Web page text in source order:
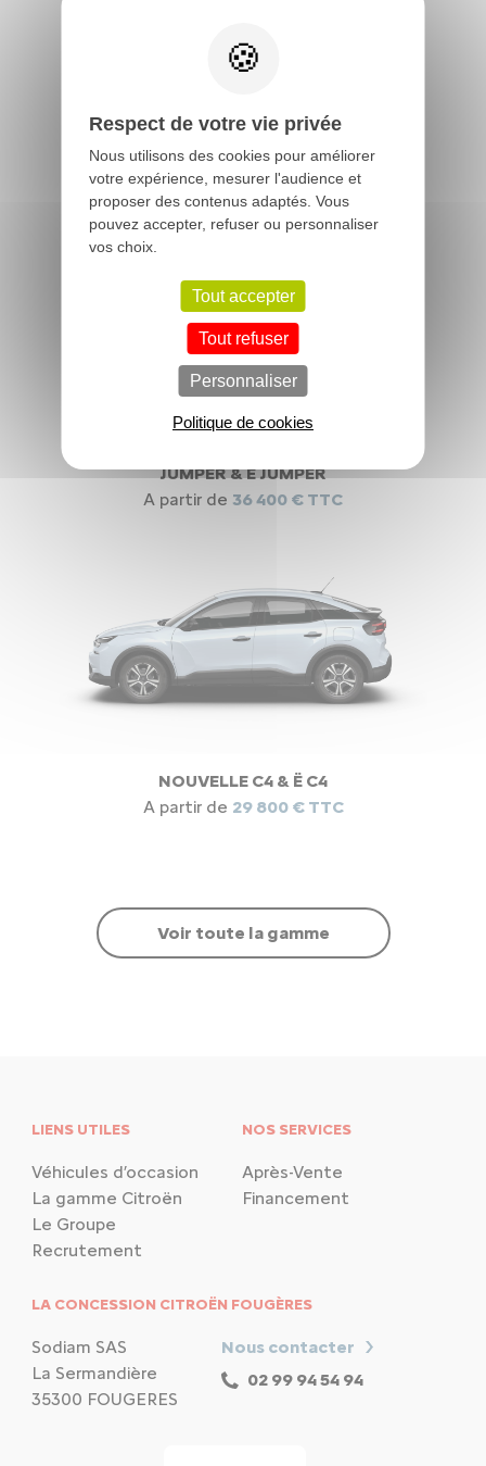
JUMPY & Ë JUMPY
A partir de
31 700 € TTC
JUMPER & Ë JUMPER
A partir de 36 400 € TTC
NOUVELLE C4 & Ë C4
A partir de 29 800 € TTC
Voir toute la gamme
LIENS UTILES
Véhicules d’occasion
La gamme Citroën
Le Groupe
Recrutement
NOS SERVICES
Après-Vente
Financement
LA CONCESSION CITROËN FOUGÈRES
Sodiam SAS
La Sermandière
35300 FOUGERES
Nous contacter
02 99 94 54 94
Respect de votre vie privée
Nous utilisons des cookies pour améliorer
votre expérience, mesurer l'audience et
proposer des contenus adaptés. Vous
pouvez accepter, refuser ou personnaliser
vos choix.
Tout accepter
Tout refuser
Personnaliser
Politique de cookies